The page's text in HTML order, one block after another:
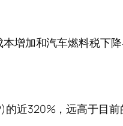
增加和汽车燃料税下
的近320%，远高于目